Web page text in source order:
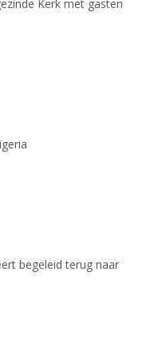
Kerk met gasten
begeleid terug naar